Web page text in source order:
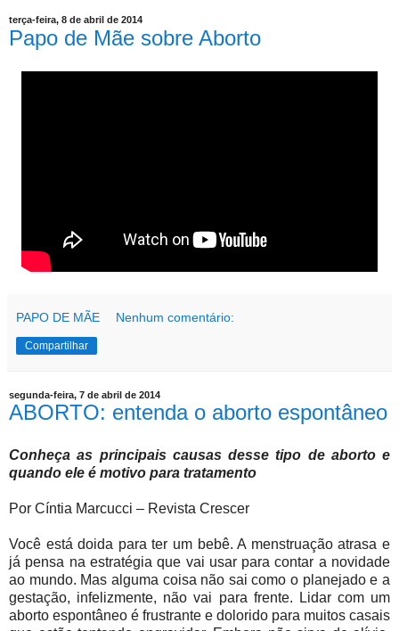
terça-feira, 8 de abril de 2014
Papo de Mãe sobre Aborto
PAPO DE MÃE Nenhum comentário:
Compartilhar
segunda-feira, 7 de abril de 2014
ABORTO: entenda o aborto espontâneo
Conheça as principais causas desse tipo de aborto e
quando ele é motivo para tratamento
Por Cíntia Marcucci – Revista Crescer
Você está doida para ter um bebê. A menstruação atrasa e
já pensa na estratégia que vai usar para contar a novidade
ao mundo. Mas alguma coisa não sai como o planejado e a
gestação, infelizmente, não vai para frente. Lidar com um
aborto espontâneo é frustrante e dolorido para muitos casais